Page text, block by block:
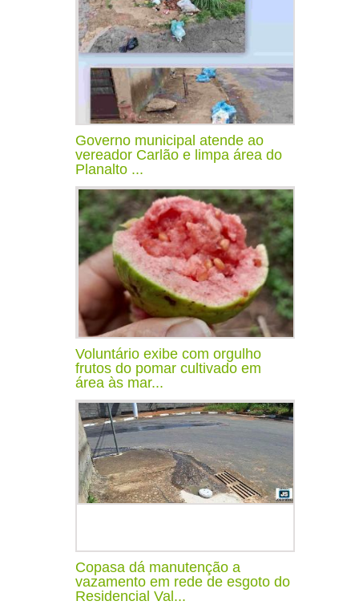
Governo municipal atende ao
vereador Carlão e limpa área do
Planalto ...
Voluntário exibe com orgulho
frutos do pomar cultivado em
área às mar...
Copasa dá manutenção a
vazamento em rede de esgoto do
Residencial Val...